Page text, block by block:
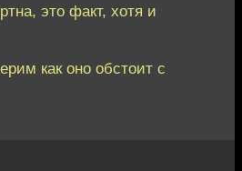
это факт, хотя и
как оно обстоит с